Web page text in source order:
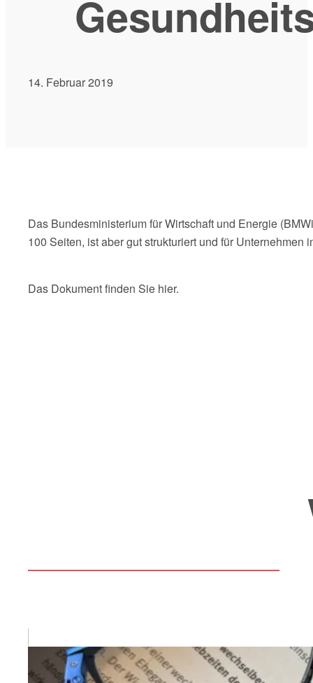
14. Februar 2019
Das Bundesministerium für Wirtschaft und Energie
100 Seiten, ist aber gut strukturiert und für
Das Dokument finden Sie hier.